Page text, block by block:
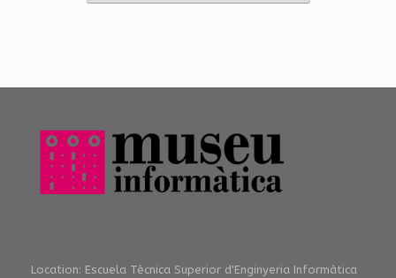
Location: Escuela Tècnica Superior d'Enginyeria Informàtica